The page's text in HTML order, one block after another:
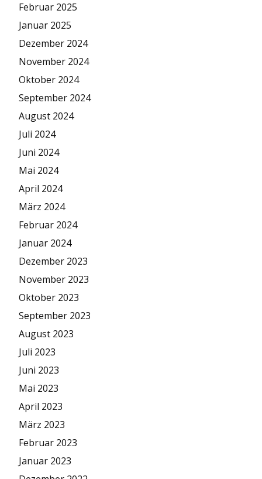
Februar 2025
Januar 2025
Dezember 2024
November 2024
Oktober 2024
September 2024
August 2024
Juli 2024
Juni 2024
Mai 2024
April 2024
März 2024
Februar 2024
Januar 2024
Dezember 2023
November 2023
Oktober 2023
September 2023
August 2023
Juli 2023
Juni 2023
Mai 2023
April 2023
März 2023
Februar 2023
Januar 2023